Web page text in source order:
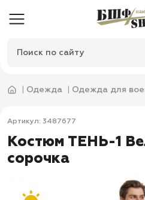
Одежда Одежда для
Артикул: 3487677
Костюм ТЕНЬ-1
сорочка